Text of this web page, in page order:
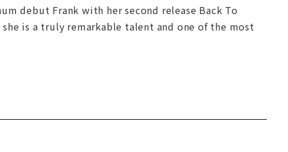
debut Frank with her second release Back To
is a truly remarkable talent and one of the most